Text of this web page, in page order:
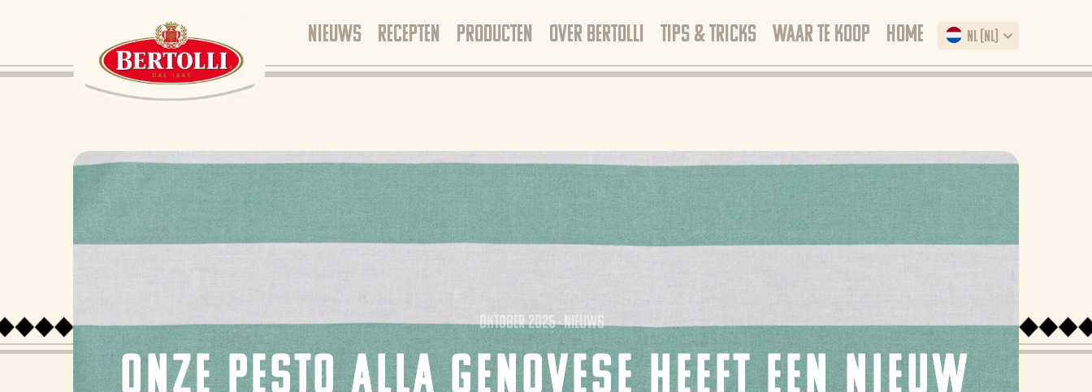
NIEUWS RECEPTEN PRODUCTEN OVER BERTOLLI TIPS & TRICKS WAAR TE KOOP HOME NL (NL)
oktober 2025 Nieuws
ONZE PESTO ALLA GENOVESE HEEFT EEN NIEUW